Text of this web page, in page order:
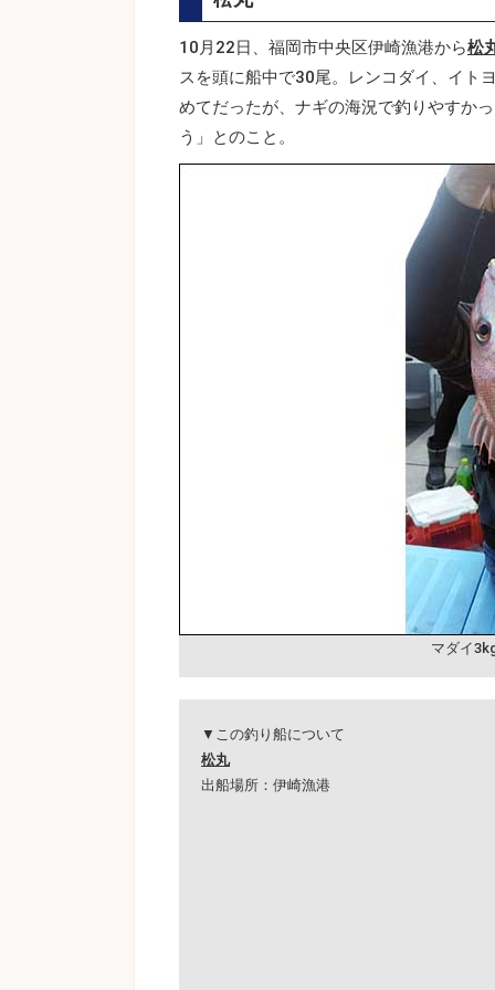
10月22日、福岡市中央区伊崎漁港から松
スを頭に船中で30尾。レンコダイ、イト
めてだったが、ナギの海況で釣りやすか
う」とのこと。
マダイ
▼この釣り船について
松丸
出船場所：伊崎漁港